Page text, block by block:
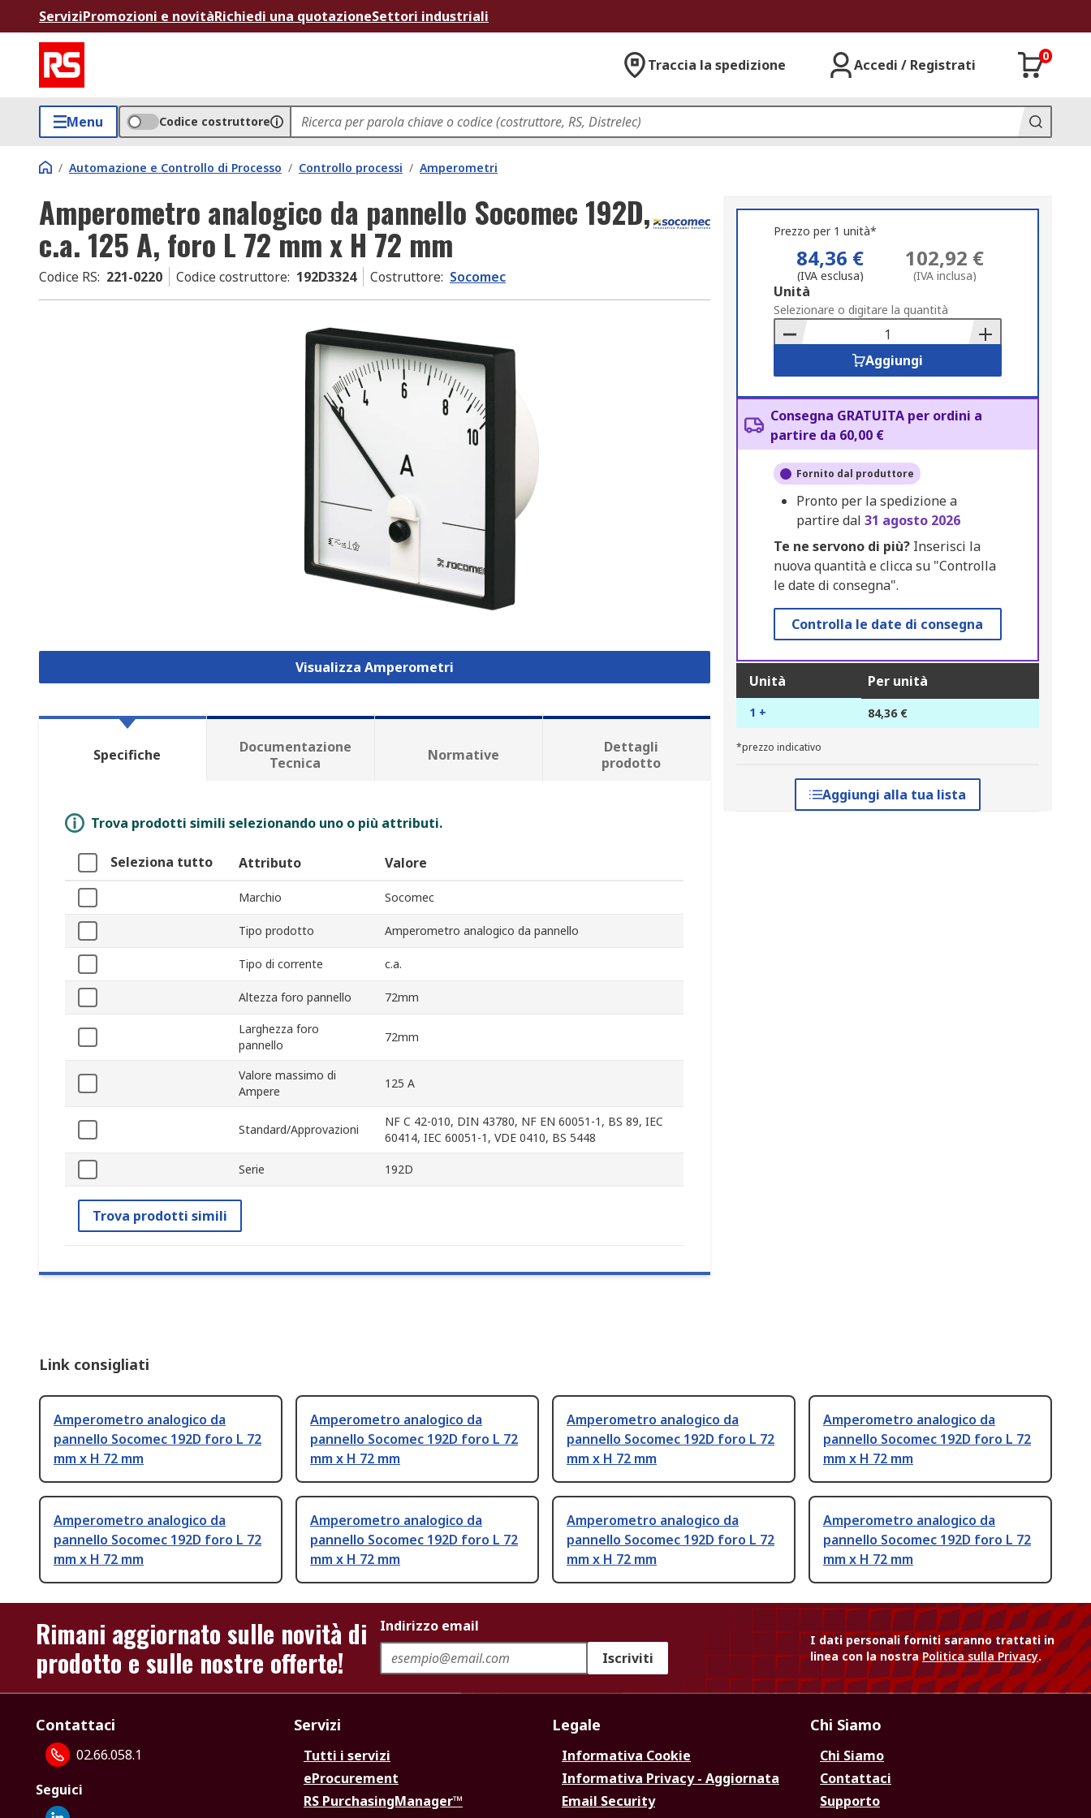
ServiziPromozioni e novitàRichiedi una quotazioneSettori industriali
Traccia la spedizione Accedi / Registrati
0
Menu Codice costruttore
/ Automazione e Controllo di Processo / Controllo processi / Amperometri
Amperometro analogico da pannello Socomec 192D,
c.a. 125 A, foro L 72 mm x H 72 mm
Codice RS: 221-0220 Codice costruttore: 192D3324 Costruttore: Socomec
Visualizza Amperometri
Prezzo per 1 unità*
84,36 €
(IVA esclusa)
102,92 €
(IVA inclusa)
Add
to
Basket
Unità
Selezionare o digitare la quantità
Aggiungi
Consegna GRATUITA per ordini a
partire da 60,00 €
Fornito dal produttore
Pronto per la spedizione a
partire dal 31 agosto 2026
Te ne servono di più?Inserisci la
nuova quantità e clicca su "Controlla
le date di consegna".
Controlla le date di consegna
Unità Per unità
1 + 84,36 €
*prezzo indicativo
Aggiungi alla tua lista
Specifiche
Documentazione
Tecnica
Normative
Dettagli
prodotto
Trova prodotti simili selezionando uno o più attributi.
Seleziona tutto Attributo Valore
Marchio Socomec
Tipo prodotto Amperometro analogico da pannello
Tipo di corrente c.a.
Altezza foro pannello 72mm
Larghezza foro
pannello
72mm
Valore massimo di
Ampere
125 A
Standard/Approvazioni
NF C 42-010, DIN 43780, NF EN 60051-1, BS 89, IEC
60414, IEC 60051-1, VDE 0410, BS 5448
Serie 192D
Trova prodotti simili
Link consigliati
Amperometro analogico da
pannello Socomec 192D foro L 72
mm x H 72 mm
Amperometro analogico da
pannello Socomec 192D foro L 72
mm x H 72 mm
Amperometro analogico da
pannello Socomec 192D foro L 72
mm x H 72 mm
Amperometro analogico da
pannello Socomec 192D foro L 72
mm x H 72 mm
Amperometro analogico da
pannello Socomec 192D foro L 72
mm x H 72 mm
Amperometro analogico da
pannello Socomec 192D foro L 72
mm x H 72 mm
Amperometro analogico da
pannello Socomec 192D foro L 72
mm x H 72 mm
Amperometro analogico da
pannello Socomec 192D foro L 72
mm x H 72 mm
Rimani aggiornato sulle novità di
prodotto e sulle nostre offerte!
Indirizzo email
Iscriviti
I dati personali forniti saranno trattati in
linea con la nostraPolitica sulla Privacy.
Contattaci
02.66.058.1
Seguici
Servizi
Tutti i servizi
eProcurement
RS PurchasingManager™
Legale
Informativa Cookie
Informativa Privacy - Aggiornata
Email Security
Chi Siamo
Chi Siamo
Contattaci
Supporto